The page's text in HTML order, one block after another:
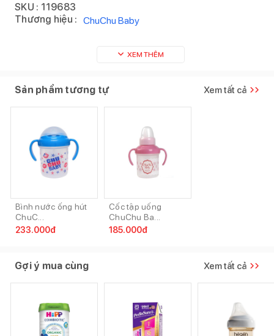
SKU : 119683
Thương hiệu : ChuChu Baby
XEM THÊM
Sản phẩm tương tự Xem tất cả
Bình nước ống hút
ChuC...
233.000đ
Cốc tập uống
ChuChu Ba...
185.000đ
Gợi ý mua cùng Xem tất cả